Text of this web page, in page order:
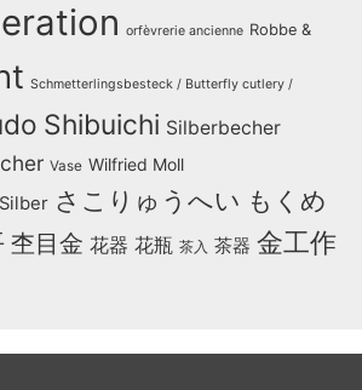
orfèvrerie ancienne Robbe &
Schmetterlingsbesteck / Butterfly cutlery /
Shibuichi Silberbecher
Vase Wilfried Moll
さこりゅうへい もくめ
杢目金 花器 花瓶 茶入 茶器 金工作